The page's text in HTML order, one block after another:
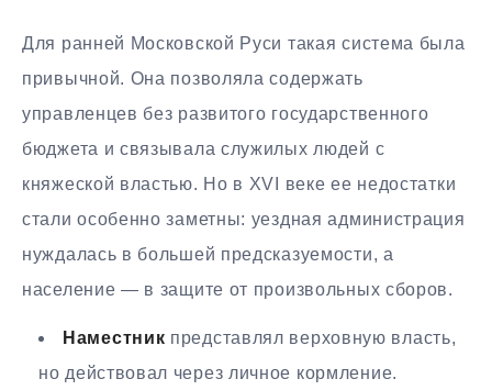
Для ранней Московской Руси такая система была
привычной. Она позволяла содержать
управленцев без развитого государственного
бюджета и связывала служилых людей с
княжеской властью. Но в XVI веке ее недостатки
стали особенно заметны: уездная администрация
нуждалась в большей предсказуемости, а
население — в защите от произвольных сборов.
Наместник представлял верховную власть,
но действовал через личное кормление.